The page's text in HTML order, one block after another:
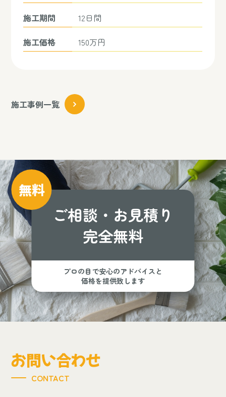
施工期間
12日間
施工価格
150万円
施工事例一覧
無料
ご相談・お見積り
完全無料
プロの目で安心のアドバイスと
価格を提供致します
お問い合わせ
CONTACT